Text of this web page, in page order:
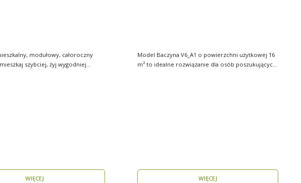
modułowy, całoroczny
szybciej, żyj wygodniej
WIĘCEJ
Model Baczyna V6_A1 o powierzchni użytkowej 16
m² to idealne rozwiązanie dla osób poszukujących
WIĘCEJ